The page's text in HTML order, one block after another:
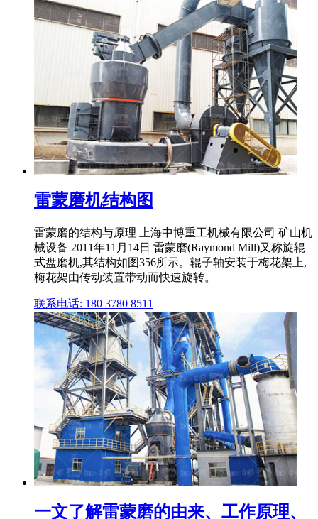
雷蒙磨机结构图
雷蒙磨的结构与原理 上海中博重工机械有限公司 矿山机
械设备 2011年11月14日 雷蒙磨(Raymond Mill)又称旋辊
式盘磨机,其结构如图356所示。辊子轴安装于梅花架上,
梅花架由传动装置带动而快速旋转。
联系电话: 180 3780 8511
一文了解雷蒙磨的由来、工作原理、